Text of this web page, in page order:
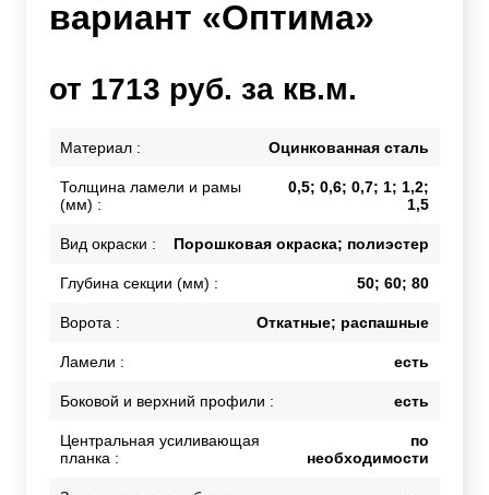
вариант «Оптима»
от 1713 руб. за кв.м.
Материал : Оцинкованная сталь
Толщина ламели и рамы
(мм) :
0,5; 0,6; 0,7; 1; 1,2;
1,5
Вид окраски : Порошковая окраска; полиэстер
Глубина секции (мм) : 50; 60; 80
Ворота : Откатные; распашные
Ламели : есть
Боковой и верхний профили : есть
Центральная усиливающая
планка :
по
необходимости